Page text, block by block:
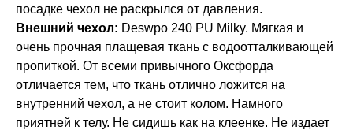
посадке чехол не раскрылся от давления.
Внешний чехол: Deswpo 240 PU Milky. Мягкая и
очень прочная плащевая ткань с водоотталкивающей
пропиткой. От всеми привычного Оксфорда
отличается тем, что ткань отлично ложится на
внутренний чехол, а не стоит колом. Намного
приятней к телу. Не сидишь как на клеенке. Не издает